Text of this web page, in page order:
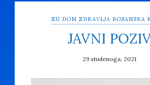
ZU DOM ZDRAVLJA BOSANSKA
JAVNI
29 studenoga, 2021